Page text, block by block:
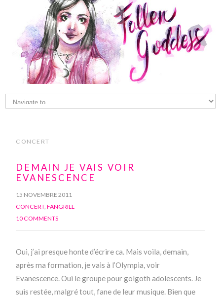
CONCERT
DEMAIN JE VAIS VOIR
EVANESCENCE
15 NOVEMBRE 2011
CONCERT,FANGRILL
10 COMMENTS
Oui, j’ai presque honte d’écrire ca. Mais voila, demain,
après ma formation, je vais à l’Olympia, voir
Evanescence. Oui le groupe pour golgoth adolescents. Je
suis restée, malgré tout, fane de leur musique. Bien que